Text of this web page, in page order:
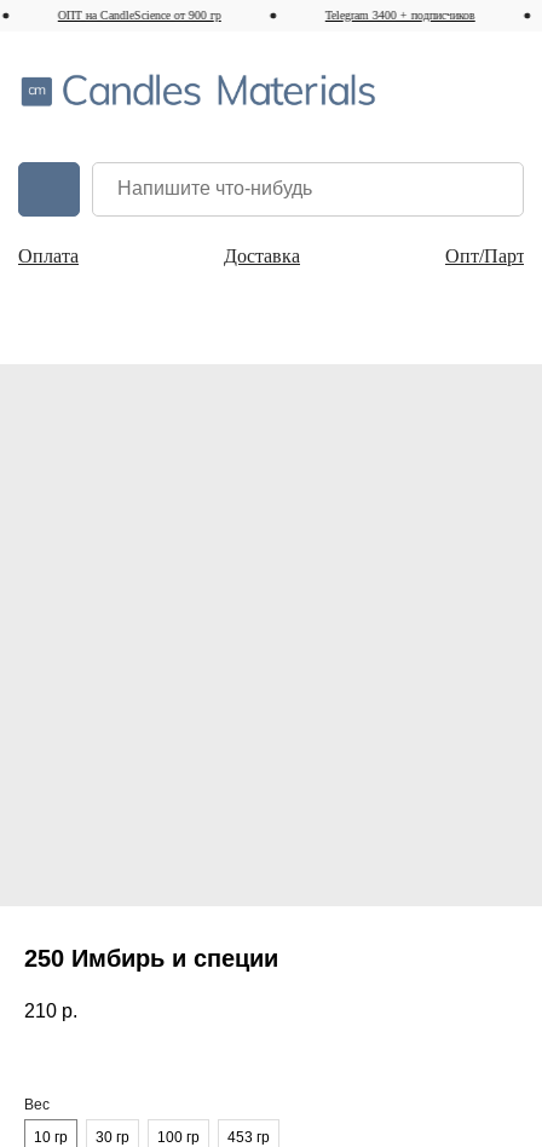
ОПТ на CandleScience от 900 гр Telegram 3400 + подписчиков
Оплата Доставка Опт/
250 Имбирь и специи
210 р.
Вес
10 гр
30 гр 100 гр 453 гр